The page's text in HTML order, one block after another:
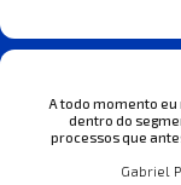
A todo momento
dentro do
processos que
Gabriel